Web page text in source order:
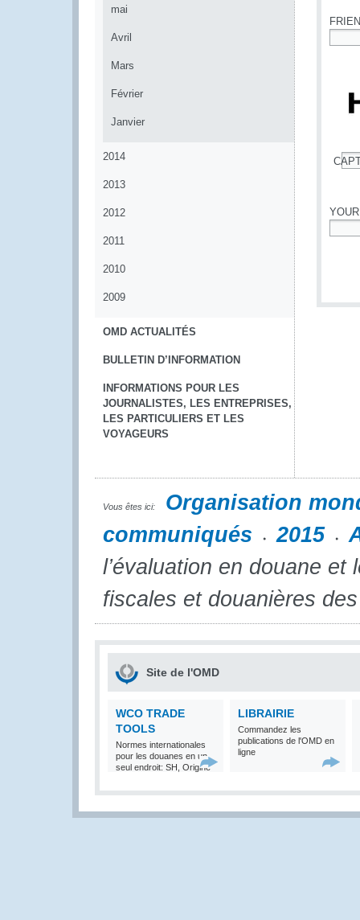
mai
Avril
Mars
Février
Janvier
2014
2013
2012
2011
2010
2009
OMD ACTUALITÉS
BULLETIN D’INFORMATION
INFORMATIONS POUR LES
JOURNALISTES, LES ENTREPRISES,
LES PARTICULIERS ET LES
VOYAGEURS
Vous êtes ici:
Organisation
communiqués
2015
l’évaluation en douane
fiscales et douanières
Site de l'OMD
WCO TRADE
TOOLS
Normes internationales
pour les douanes en un
seul endroit: SH, Origine
LIBRAIRIE
Commandez les
publications de l'OMD en
ligne